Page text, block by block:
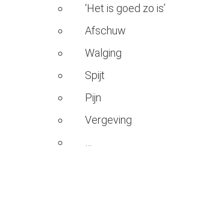
‘Het is goed zo is’
Afschuw
Walging
Spijt
Pijn
Vergeving